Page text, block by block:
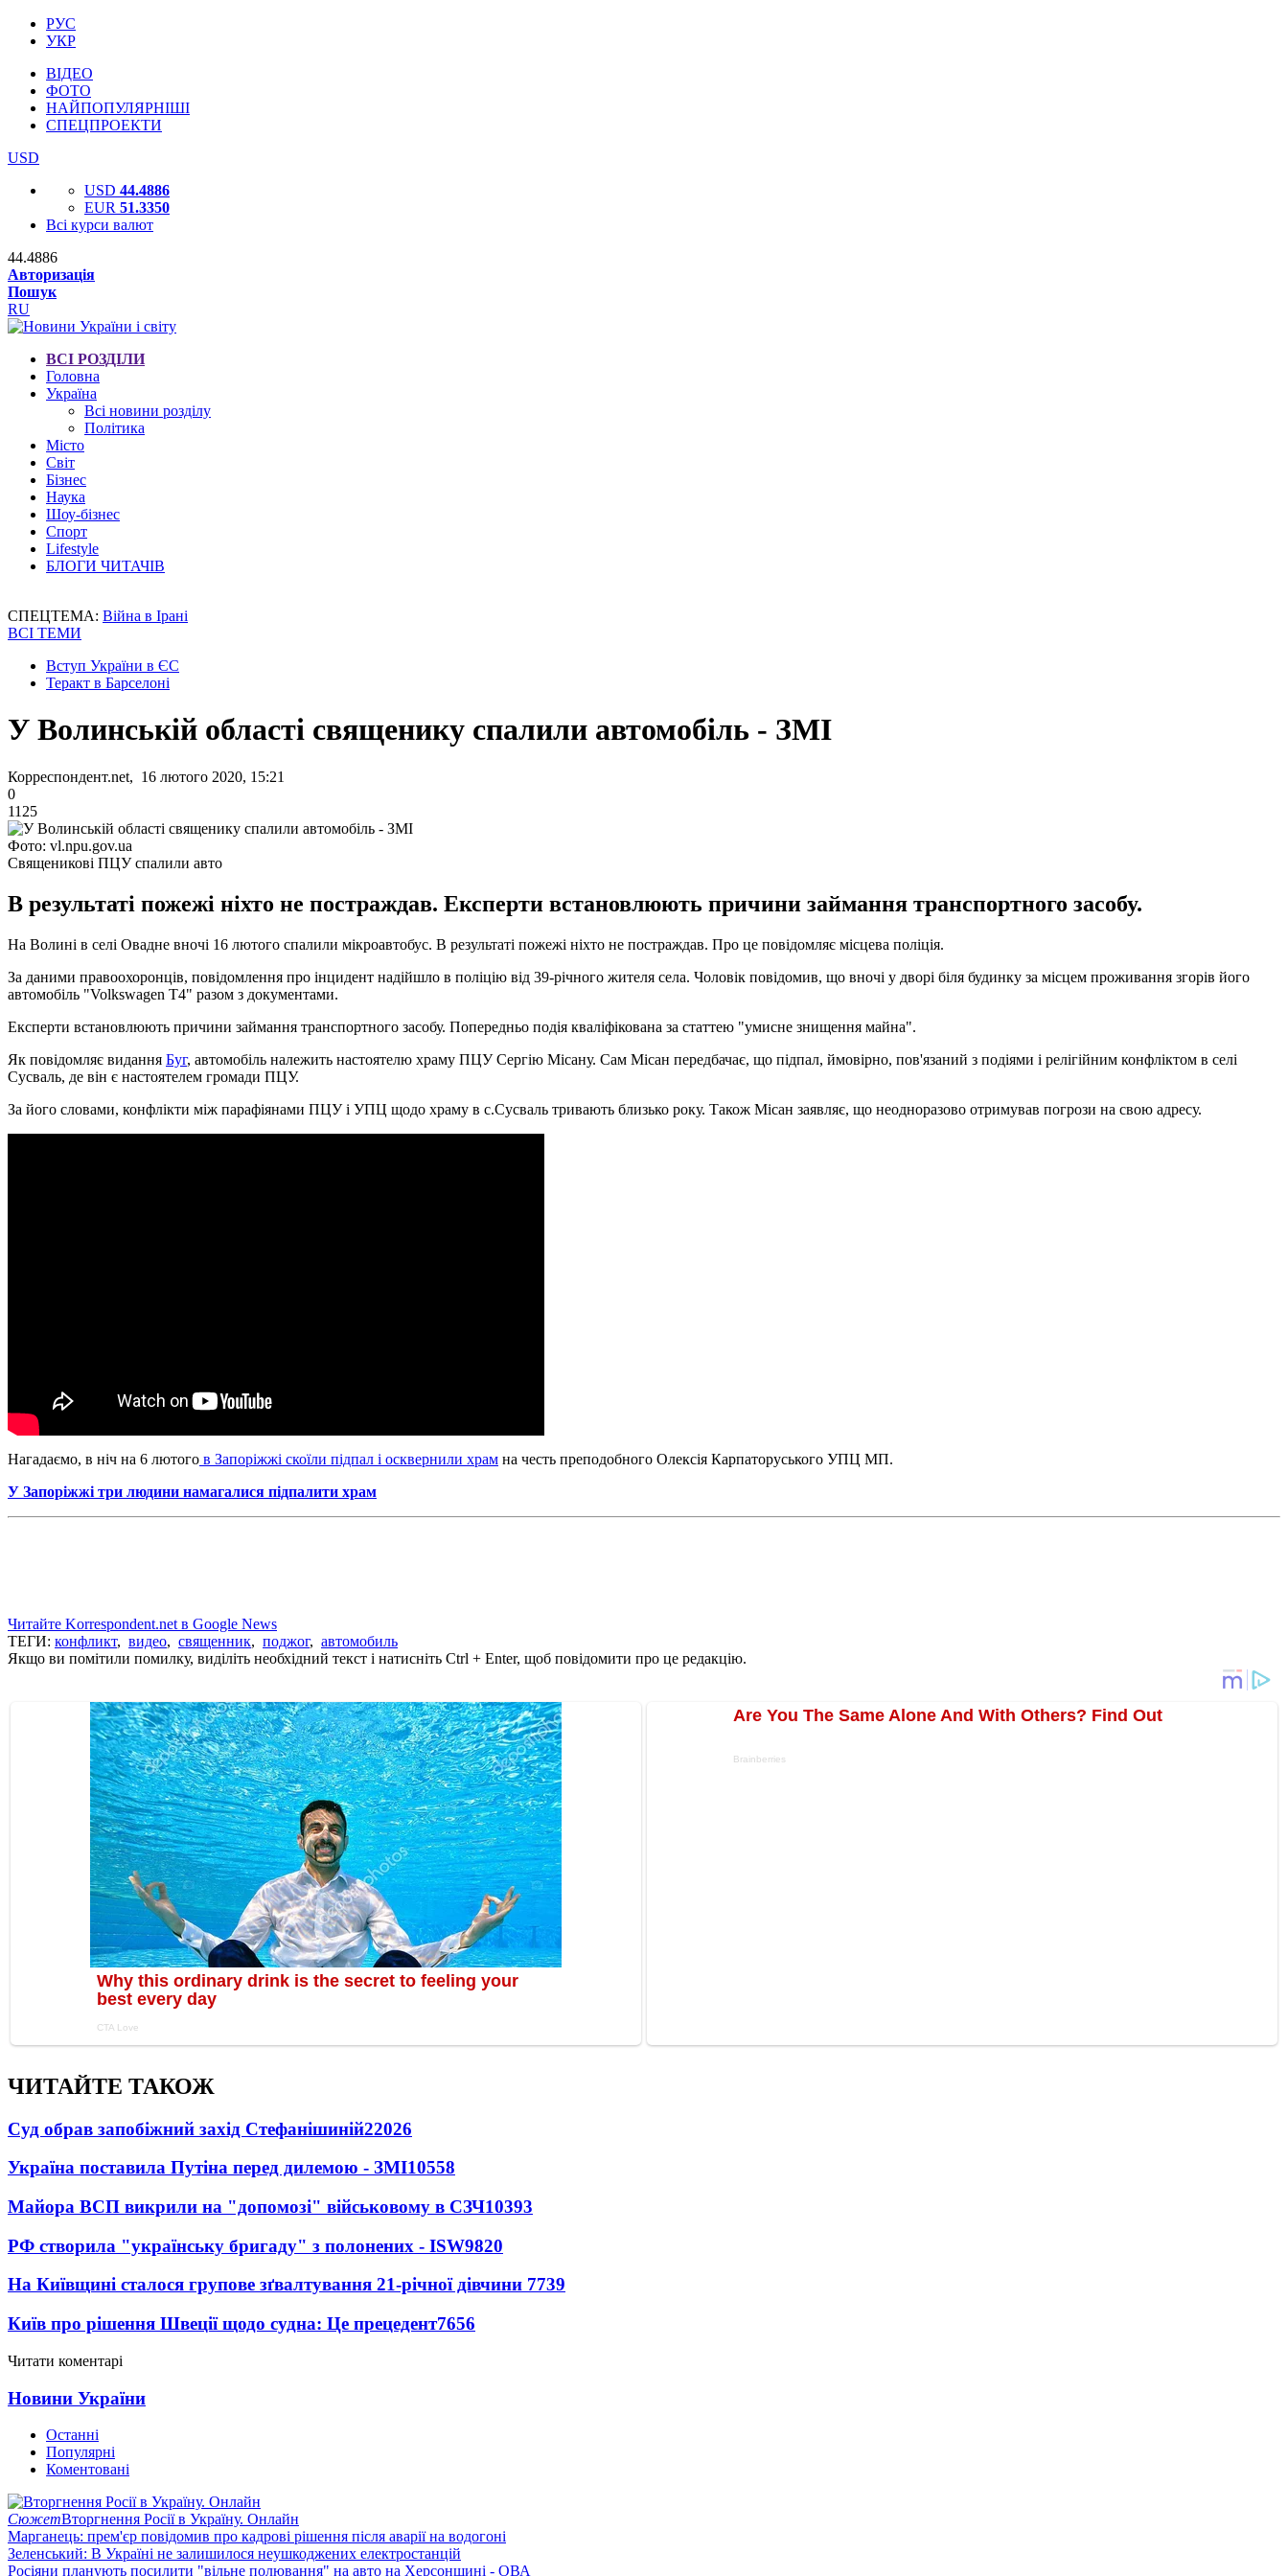
РУС
УКР
ВІДЕО
ФОТО
НАЙПОПУЛЯРНІШІ
СПЕЦПРОЕКТИ
USD
USD 44.4886
EUR 51.3350
Всі курси валют
44.4886
Авторизація
Пошук
RU
ВСІ РОЗДІЛИ
Головна
Україна
Всі новини розділу
Політика
Місто
Світ
Бізнес
Наука
Шоу-бізнес
Спорт
Lifestyle
БЛОГИ ЧИТАЧІВ
СПЕЦТЕМА: Війна в Ірані
ВСІ ТЕМИ
Вступ України в ЄС
Теракт в Барселоні
У Волинській області священику спалили автомобіль - ЗМІ
Корреспондент.net, 16 лютого 2020, 15:21
0
1125
Фото: vl.npu.gov.ua
Священикові ПЦУ спалили авто
В результаті пожежі ніхто не постраждав. Експерти встановлюють причини займання транспортного засобу.
На Волині в селі Овадне вночі 16 лютого спалили мікроавтобус. В результаті пожежі ніхто не постраждав. Про це повідомляє місцева поліція.
За даними правоохоронців, повідомлення про інцидент надійшло в поліцію від 39-річного жителя села. Чоловік повідомив, що вночі у дворі біля будинку за місцем проживання згорів його
автомобіль "Volkswagen T4" разом з документами.
Експерти встановлюють причини займання транспортного засобу. Попередньо подія кваліфікована за статтею "умисне знищення майна".
Як повідомляє видання Буг, автомобіль належить настоятелю храму ПЦУ Сергію Місану. Сам Місан передбачає, що підпал, ймовірно, пов'язаний з подіями і релігійним конфліктом в селі
Сусваль, де він є настоятелем громади ПЦУ.
За його словами, конфлікти між парафіянами ПЦУ і УПЦ щодо храму в с.Сусваль тривають близько року. Також Місан заявляє, що неодноразово отримував погрози на свою адресу.
Нагадаємо, в ніч на 6 лютого в Запоріжжі скоїли підпал і осквернили храм на честь преподобного Олексія Карпаторуського УПЦ МП.
У Запоріжжі три людини намагалися підпалити храм
Читайте Korrespondent.net в Google News
ТЕГИ: конфликт, видео, священник, поджог, автомобиль
Якщо ви помітили помилку, виділіть необхідний текст і натисніть Ctrl + Enter, щоб повідомити про це редакцію.
ЧИТАЙТЕ ТАКОЖ
Суд обрав запобіжний захід Стефанішиній22026
Україна поставила Путіна перед дилемою - ЗМІ10558
Майора ВСП викрили на "допомозі" військовому в СЗЧ10393
РФ створила "українську бригаду" з полонених - ISW9820
На Київщині сталося групове зґвалтування 21-річної дівчини 7739
Київ про рішення Швеції щодо судна: Це прецедент7656
Читати коментарі
Новини України
Останні
Популярні
Коментовані
СюжетВторгнення Росії в Україну. Онлайн
Марганець: прем'єр повідомив про кадрові рішення після аварії на водогоні
Зеленський: В Україні не залишилося неушкоджених електростанцій
Росіяни планують посилити "вільне полювання" на авто на Херсонщині - ОВА